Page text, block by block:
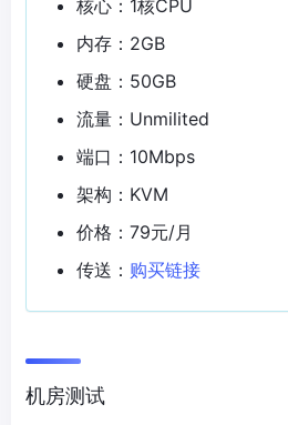
核心：1核CPU
内存：2GB
硬盘：50GB
流量：Unmilited
端口：10Mbps
架构：KVM
价格：79元/月
传送： 购买链接
机房测试